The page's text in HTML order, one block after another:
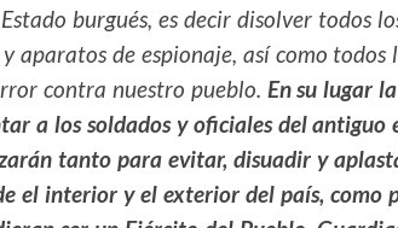
burgués, es decir disolver todos
aparatos de espionaje, así como todos
contra nuestro pueblo. En su lugar
a los soldados y oficiales del
tanto para evitar, disuadir y
el interior y el exterior del país, como